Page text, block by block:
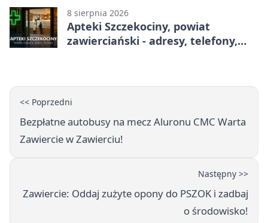
8 sierpnia 2026
Apteki Szczekociny, powiat
zawierciański - adresy, telefony,
<< Poprzedni
Bezpłatne autobusy na mecz Aluronu CMC Warta
Zawiercie w Zawierciu!
Następny >>
Zawiercie: Oddaj zużyte opony do PSZOK i zadbaj
o środowisko!